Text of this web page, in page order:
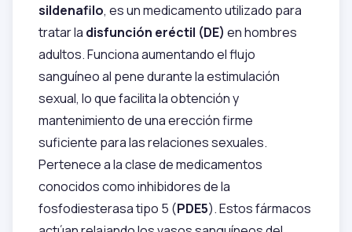
sildenafilo, es un medicamento utilizado para
tratar la disfunción eréctil (DE) en hombres
adultos. Funciona aumentando el flujo
sanguíneo al pene durante la estimulación
sexual, lo que facilita la obtención y
mantenimiento de una erección firme
suficiente para las relaciones sexuales.
Pertenece a la clase de medicamentos
conocidos como inhibidores de la
fosfodiesterasa tipo 5 (PDE5). Estos fármacos